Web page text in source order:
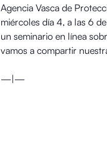
Agencia Vasca de
miércoles día 4, a las 6
un seminario en línea
vamos a compartir
—|—